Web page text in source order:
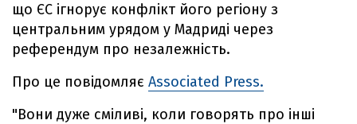
що ЄС ігнорує конфлікт його регіону з
центральним урядом у Мадриді через
референдум про незалежність.
Про це повідомляє Associated Press.
"Вони дуже сміливі, коли говорять про інші